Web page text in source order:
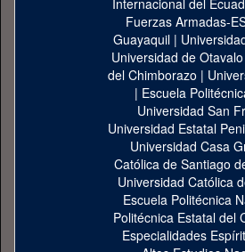
Internacional del
Fuerzas Armadas-
Guayaquil|
Universidad de Otavalo
del Chimborazo |
| Escuela
Universidad San
Universidad Estatal
Universidad Casa
Católica de Santiago
Universidad Católica
Escuela Politécnica
Politécnica Estatal del
Especialidades